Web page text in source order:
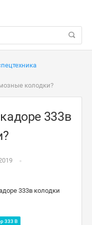
колодки?
333в
333в колодки
333 B